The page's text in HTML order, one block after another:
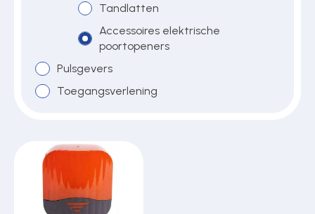
Tandlatten
Accessoires elektrische
poortopeners
Pulsgevers
Toegangsverlening